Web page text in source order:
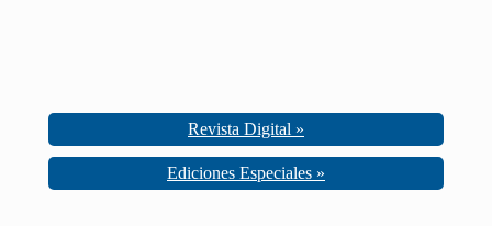
Revista Digital »
Ediciones Especiales »